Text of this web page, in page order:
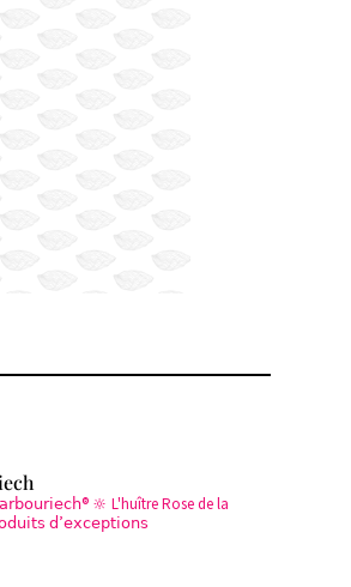
🔆 L'huître Rose de la
𝖽’𝖾𝗑𝖼𝖾𝗉𝗍𝗂𝗈𝗇𝗌